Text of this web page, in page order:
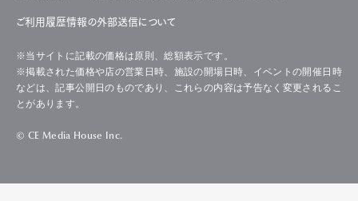
ご利用履歴情報の外部送信について
※当サイトに記載の価格は原則、総額表示です。
※掲載された価格や店の営業日時、施設の開場日時、イベントの開催日時
などは、記事公開日のものであり、これらの内容は予告なく変更されるこ
とがあります。
© CE Media House Inc.